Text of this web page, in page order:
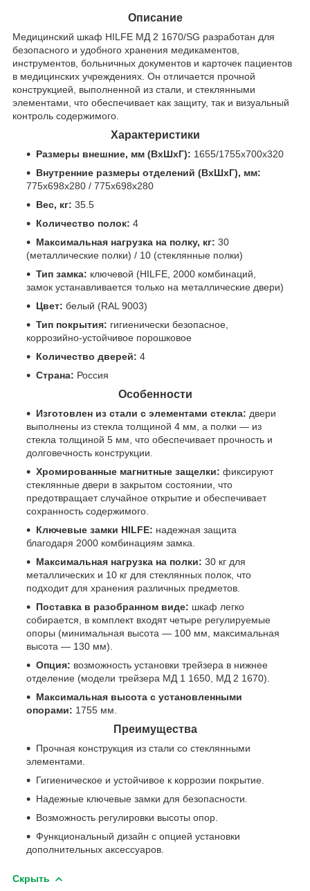
Описание
Медицинский шкаф HILFE МД 2 1670/SG разработан для
безопасного и удобного хранения медикаментов,
инструментов, больничных документов и карточек пациентов
в медицинских учреждениях. Он отличается прочной
конструкцией, выполненной из стали, и стеклянными
элементами, что обеспечивает как защиту, так и визуальный
контроль содержимого.
Характеристики
Размеры внешние, мм (ВхШхГ): 1655/1755x700x320
Внутренние размеры отделений (ВхШхГ), мм:
775x698x280 / 775x698x280
Вес, кг: 35.5
Количество полок: 4
Максимальная нагрузка на полку, кг: 30
(металлические полки) / 10 (стеклянные полки)
Тип замка: ключевой (HILFE, 2000 комбинаций,
замок устанавливается только на металлические двери)
Цвет: белый (RAL 9003)
Тип покрытия: гигиенически безопасное,
коррозийно-устойчивое порошковое
Количество дверей: 4
Страна: Россия
Особенности
Изготовлен из стали с элементами стекла: двери
выполнены из стекла толщиной 4 мм, а полки — из
стекла толщиной 5 мм, что обеспечивает прочность и
долговечность конструкции.
Хромированные магнитные защелки: фиксируют
стеклянные двери в закрытом состоянии, что
предотвращает случайное открытие и обеспечивает
сохранность содержимого.
Ключевые замки HILFE: надежная защита
благодаря 2000 комбинациям замка.
Максимальная нагрузка на полки: 30 кг для
металлических и 10 кг для стеклянных полок, что
подходит для хранения различных предметов.
Поставка в разобранном виде: шкаф легко
собирается, в комплект входят четыре регулируемые
опоры (минимальная высота — 100 мм, максимальная
высота — 130 мм).
Опция: возможность установки трейзера в нижнее
отделение (модели трейзера МД 1 1650, МД 2 1670).
Максимальная высота с установленными
опорами: 1755 мм.
Преимущества
Прочная конструкция из стали со стеклянными
элементами.
Гигиеническое и устойчивое к коррозии покрытие.
Надежные ключевые замки для безопасности.
Возможность регулировки высоты опор.
Функциональный дизайн с опцией установки
дополнительных аксессуаров.
Скрыть